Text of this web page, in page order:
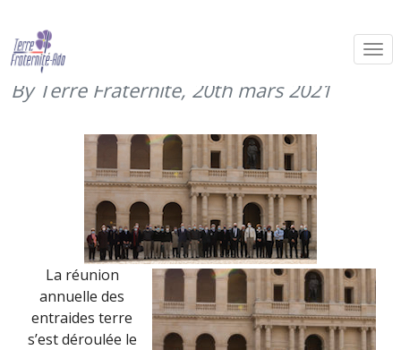
Réunion des entraides Terre (4 mars
2021)
By Terre Fraternité, 20th mars 2021
La réunion
annuelle des
entraides terre
s’est déroulée le